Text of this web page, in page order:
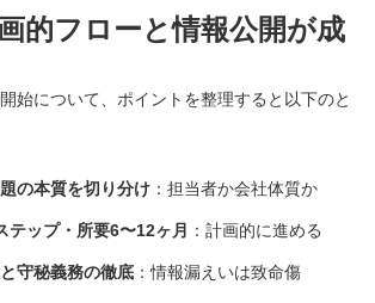
的フローと情報公開が成
始について、ポイントを整理すると以下のと
の本質を切り分け ：担当者か会社体質か
テップ・所要6〜12ヶ月 ：計画的に進める
守秘義務の徹底 ：情報漏えいは致命傷